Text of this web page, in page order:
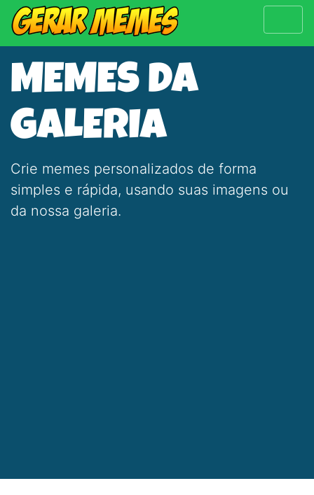
MEMES DA
GALERIA
Crie memes personalizados de forma
simples e rápida, usando suas imagens ou
da nossa galeria.